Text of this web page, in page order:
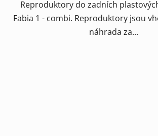
Reproduktory do zadních
Fabia 1 - combi. Reproduktory jsou
náhrada za...